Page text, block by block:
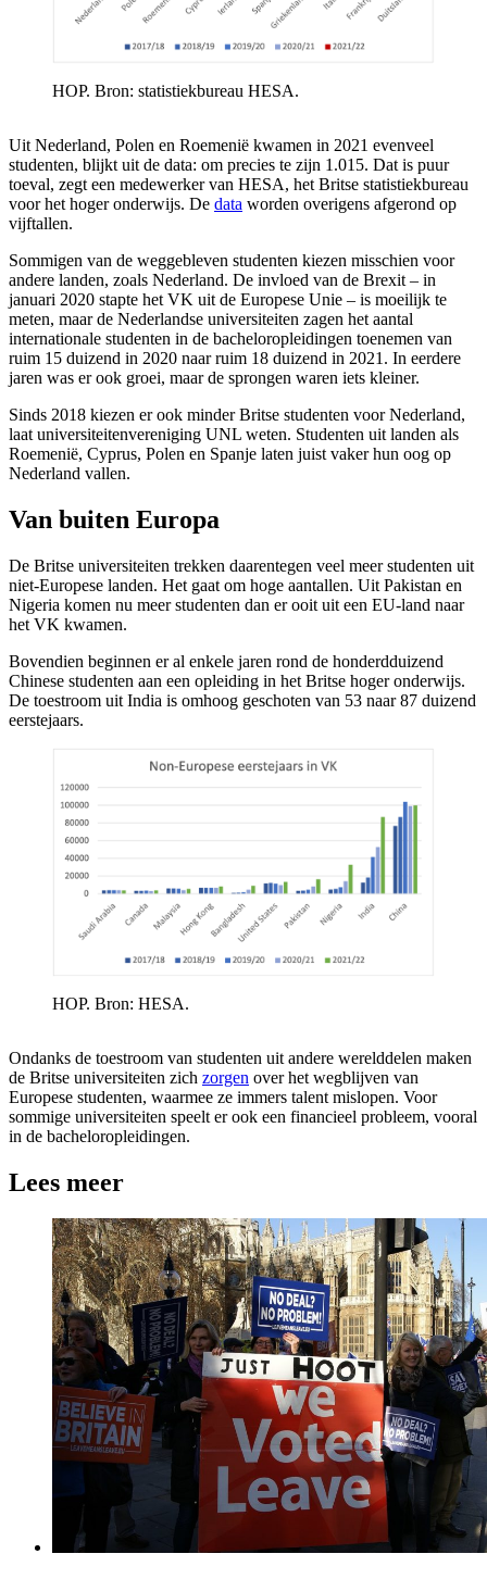
HOP. Bron: statistiekbureau HESA.
Uit Nederland, Polen en Roemenië kwamen in 2021 evenveel
studenten, blijkt uit de data: om precies te zijn 1.015. Dat is puur
toeval, zegt een medewerker van HESA, het Britse statistiekbureau
voor het hoger onderwijs. De data worden overigens afgerond op
vijftallen.
Sommigen van de weggebleven studenten kiezen misschien voor
andere landen, zoals Nederland. De invloed van de Brexit – in
januari 2020 stapte het VK uit de Europese Unie – is moeilijk te
meten, maar de Nederlandse universiteiten zagen het aantal
internationale studenten in de bacheloropleidingen toenemen van
ruim 15 duizend in 2020 naar ruim 18 duizend in 2021. In eerdere
jaren was er ook groei, maar de sprongen waren iets kleiner.
Sinds 2018 kiezen er ook minder Britse studenten voor Nederland,
laat universiteitenvereniging UNL weten. Studenten uit landen als
Roemenië, Cyprus, Polen en Spanje laten juist vaker hun oog op
Nederland vallen.
Van buiten Europa
De Britse universiteiten trekken daarentegen veel meer studenten uit
niet-Europese landen. Het gaat om hoge aantallen. Uit Pakistan en
Nigeria komen nu meer studenten dan er ooit uit een EU-land naar
het VK kwamen.
Bovendien beginnen er al enkele jaren rond de honderdduizend
Chinese studenten aan een opleiding in het Britse hoger onderwijs.
De toestroom uit India is omhoog geschoten van 53 naar 87 duizend
eerstejaars.
HOP. Bron: HESA.
Ondanks de toestroom van studenten uit andere werelddelen maken
de Britse universiteiten zich zorgen over het wegblijven van
Europese studenten, waarmee ze immers talent mislopen. Voor
sommige universiteiten speelt er ook een financieel probleem, vooral
in de bacheloropleidingen.
Lees meer